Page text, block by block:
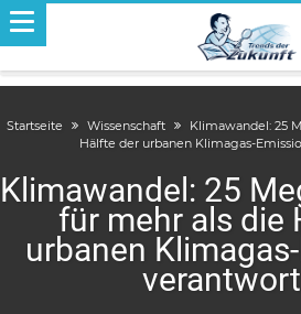
Startseite Wissenschaft
Klimawandel: 25
Hälfte der urbanen Klimagas-
Klimawandel: 25
für mehr als die
urbanen